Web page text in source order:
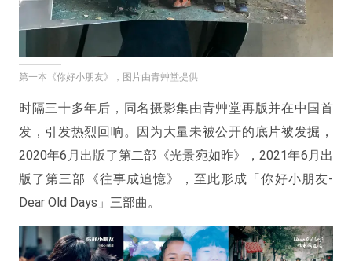
第一本《你好小朋友》，图片由青艸堂提供
时隔三十多年后，同名摄影集由青艸堂再版并在中国首
发，引发热烈回响。因为大量未被公开的底片被发掘，
2020年6月出版了第二部《光景宛如昨》，2021年6月出
版了第三部《往事成追憶》，至此形成「你好小朋友-
Dear Old Days」三部曲。